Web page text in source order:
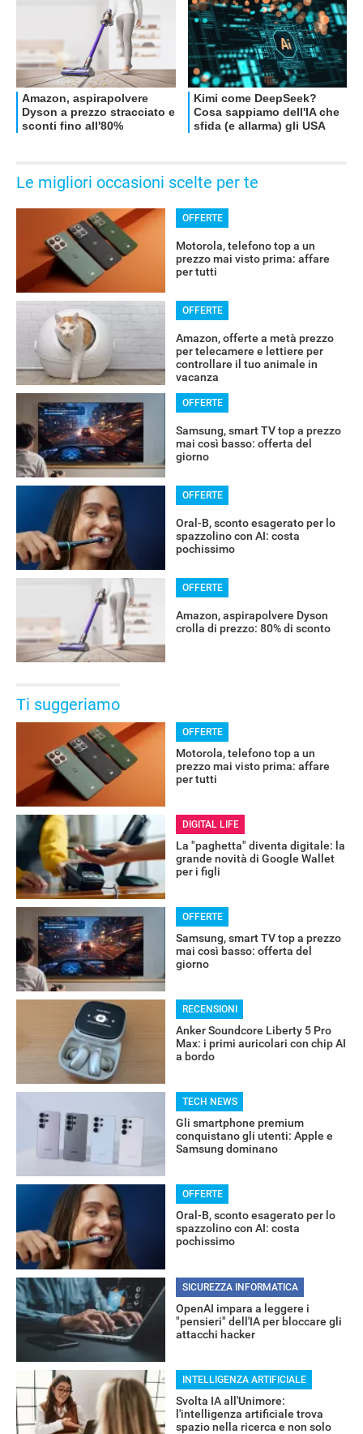
Le migliori occasioni scelte per te
OFFERTE
Motorola, telefono top a un
prezzo mai visto prima: affare
per tutti
OFFERTE
Amazon, offerte a metà prezzo
per telecamere e lettiere per
controllare il tuo animale in
vacanza
OFFERTE
Samsung, smart TV top a prezzo
mai così basso: offerta del
giorno
OFFERTE
Oral-B, sconto esagerato per lo
spazzolino con AI: costa
pochissimo
OFFERTE
Amazon, aspirapolvere Dyson
crolla di prezzo: 80% di sconto
Ti suggeriamo
OFFERTE
Motorola, telefono top a un
prezzo mai visto prima: affare
per tutti
DIGITAL LIFE
La "paghetta" diventa digitale: la
grande novità di Google Wallet
per i figli
OFFERTE
Samsung, smart TV top a prezzo
mai così basso: offerta del
giorno
RECENSIONI
Anker Soundcore Liberty 5 Pro
Max: i primi auricolari con chip AI
a bordo
TECH NEWS
Gli smartphone premium
conquistano gli utenti: Apple e
Samsung dominano
OFFERTE
Oral-B, sconto esagerato per lo
spazzolino con AI: costa
pochissimo
SICUREZZA INFORMATICA
OpenAI impara a leggere i
"pensieri" dell'IA per bloccare gli
attacchi hacker
INTELLIGENZA ARTIFICIALE
Svolta IA all'Unimore:
l'intelligenza artificiale trova
spazio nella ricerca e non solo